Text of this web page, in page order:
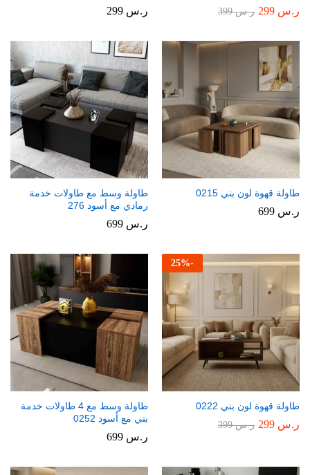
ر.س ر.س399 ر.س
طاولة قهوة لون بني 0215
ر.س
طاولة وسط مع طاولات خدمة
رمادي مع أسود 276
ر.س
-
25%
طاولة قهوة لون بني 0222
ر.س ر.س399
طاولة وسط مع 4 طاولات خدمة
بني مع أسود 0252
ر.س